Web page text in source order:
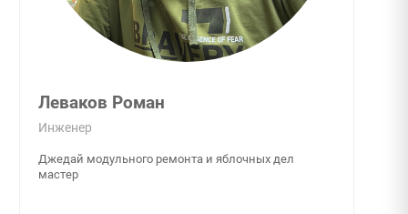
Леваков Роман
Инженер
Джедай модульного ремонта и яблочных дел
мастер